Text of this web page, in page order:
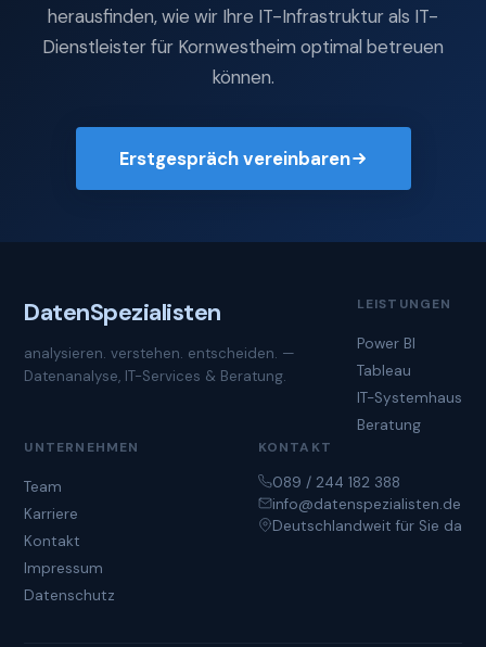
herausfinden, wie wir Ihre IT-Infrastruktur als IT-
Dienstleister für Kornwestheim optimal betreuen
können.
Erstgespräch vereinbaren
DatenSpezialisten
analysieren. verstehen. entscheiden. —
Datenanalyse, IT-Services & Beratung.
LEISTUNGEN
Power BI
Tableau
IT-Systemhaus
Beratung
UNTERNEHMEN
Team
Karriere
Kontakt
Impressum
Datenschutz
KONTAKT
089 / 244 182 388
info@datenspezialisten.de
Deutschlandweit für Sie da